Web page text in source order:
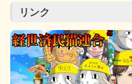
リンク